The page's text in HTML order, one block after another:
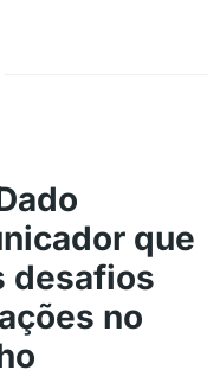
que
desafios
no